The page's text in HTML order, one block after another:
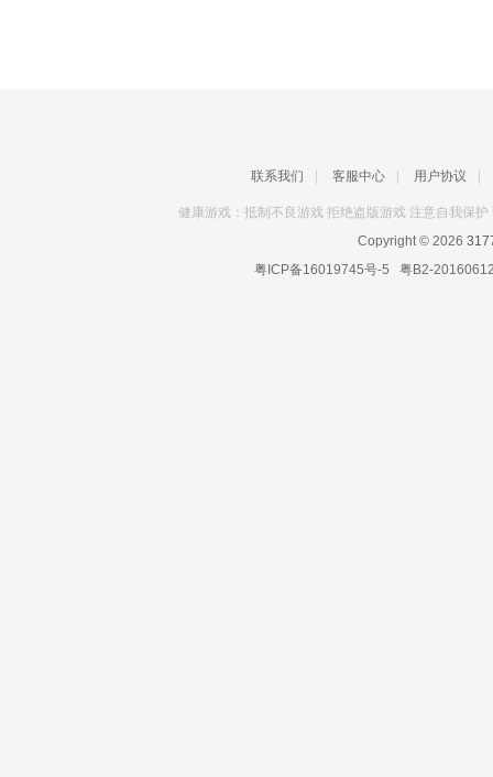
联系我们 客服中心 用户协议
健康游戏：抵制不良游戏 拒绝盗版游戏 注意自我保
Copyright © 2026
粤ICP备16019745号-5 粤B2-